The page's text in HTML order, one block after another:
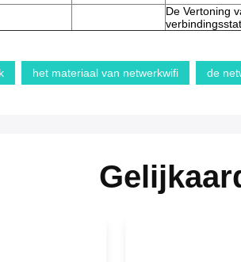
De Vertoning
het materiaal van netwerkwifi de